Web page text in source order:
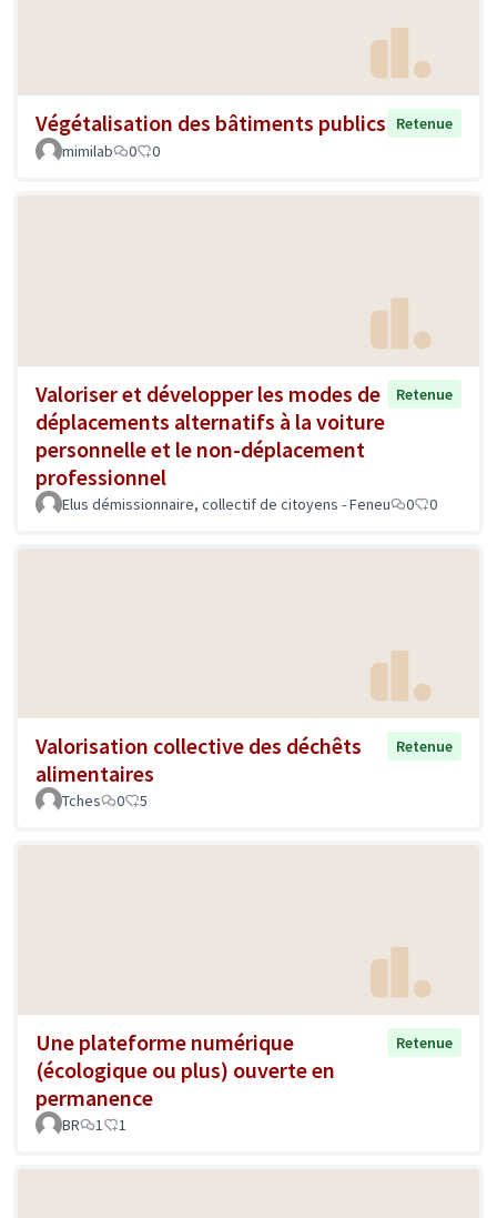
Végétalisation des bâtiments publics
Retenue
mimilab
0 0
Valoriser et développer les modes de
déplacements alternatifs à la voiture
personnelle et le non-déplacement
professionnel
Retenue
Elus démissionnaire, collectif de citoyens - Feneu 0 0
Valorisation collective des déchêts
alimentaires
Retenue
Tches 0 5
Une plateforme numérique
(écologique ou plus) ouverte en
permanence
Retenue
BR 1 1